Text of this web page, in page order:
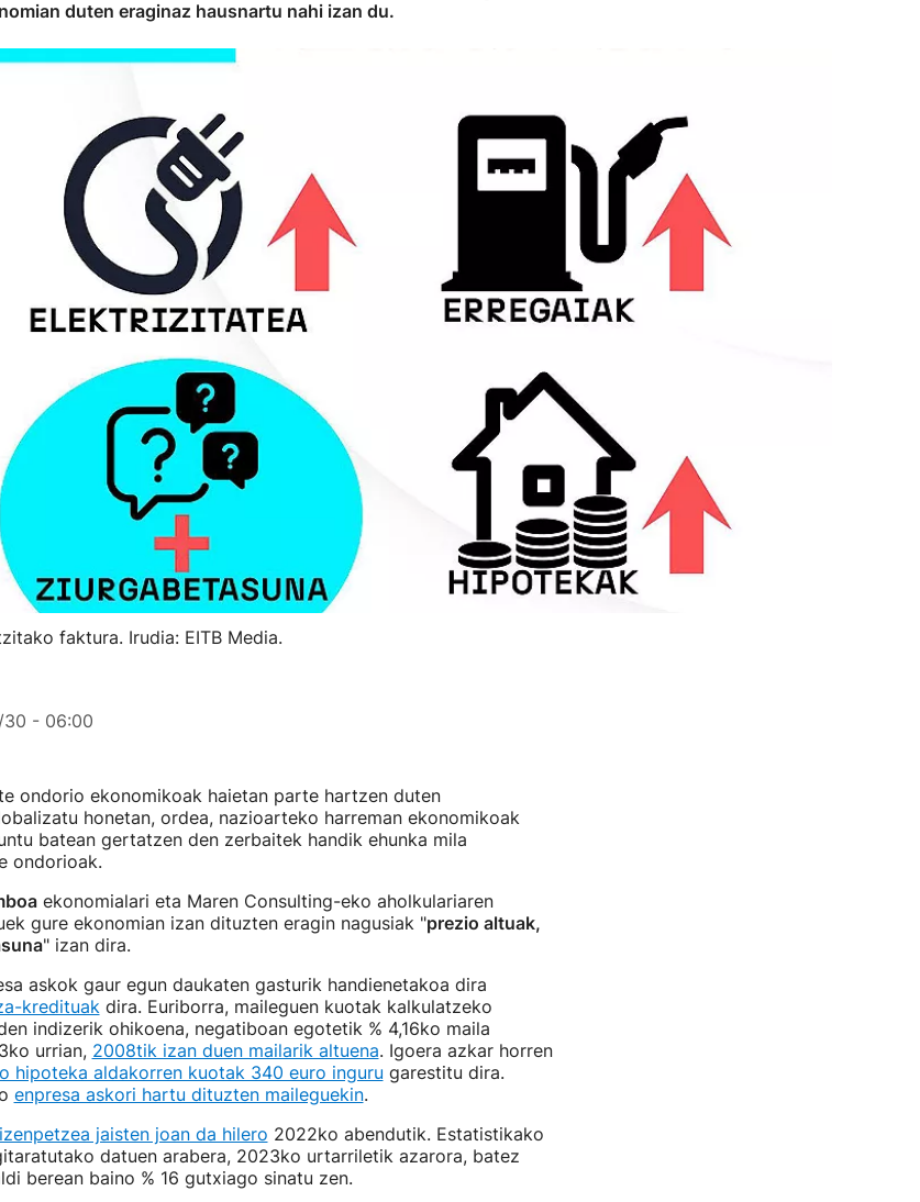
duten eraginaz hausnartu nahi izan du.
faktura. Irudia: EITB Media.
- 06:00
ondorio ekonomikoak haietan parte hartzen duten
honetan, ordea, nazioarteko harreman ekonomikoak
batean gertatzen den zerbaitek handik ehunka mila
ondorioak.
ekonomialari eta Maren Consulting-eko aholkulariaren
gure ekonomian izan dituzten eragin nagusiak "prezio altuak,
" izan dira.
askok gaur egun daukaten gasturik handienetakoa dira
kredituakdira. Euriborra, maileguen kuotak kalkulatzeko
indizerik ohikoena, negatiboan egotetik % 4,16ko maila
urrian, 2008tik izan duen mailarik altuena. Igoera azkar horren
hipoteka aldakorren kuotak 340 euro inguru garestitu dira.
enpresa askori hartu dituzten maileguekin.
jaisten joan da hilero 2022ko abendutik. Estatistikako
datuen arabera, 2023ko urtarriletik azarora, batez
berean baino % 16 gutxiago sinatu zen.